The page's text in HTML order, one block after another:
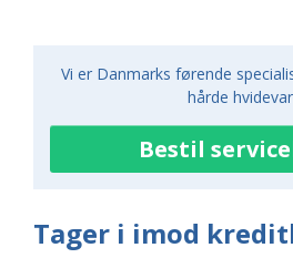
Vi er Danmarks førende
hårde
Bestil
Tager i imod